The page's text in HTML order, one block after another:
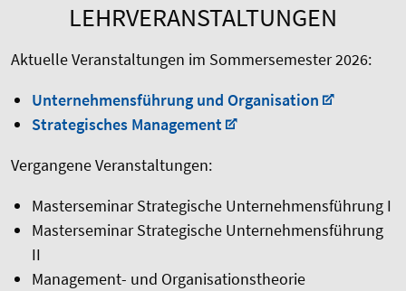
LEHRVERANSTALTUNGEN
Aktuelle Veranstaltungen im Sommersemester 2026:
Unternehmensführung und Organisation
Strategisches Management
Vergangene Veranstaltungen:
Masterseminar Strategische Unternehmensführung I
Masterseminar Strategische Unternehmensführung
II
Management- und Organisationstheorie